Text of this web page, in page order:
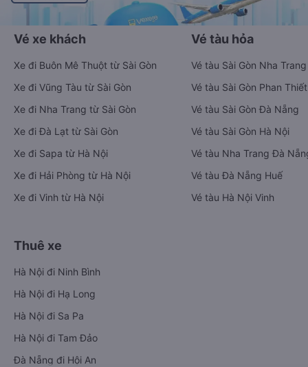
Vé xe khách
Xe đi Buôn Mê Thuột từ Sài Gòn
Xe đi Vũng Tàu từ Sài Gòn
Xe đi Nha Trang từ Sài Gòn
Xe đi Đà Lạt từ Sài Gòn
Xe đi Sapa từ Hà Nội
Xe đi Hải Phòng từ Hà Nội
Xe đi Vinh từ Hà Nội
Vé tàu hỏa
Vé tàu Sài Gòn Nha Trang
Vé tàu Sài Gòn Phan Thiết
Vé tàu Sài Gòn Đà Nẵng
Vé tàu Sài Gòn Hà Nội
Vé tàu Nha Trang Đà
Vé tàu Đà Nẵng Huế
Vé tàu Hà Nội Vinh
Thuê xe
Hà Nội đi Ninh Bình
Hà Nội đi Hạ Long
Hà Nội đi Sa Pa
Hà Nội đi Tam Đảo
Đà Nẵng đi Hội An